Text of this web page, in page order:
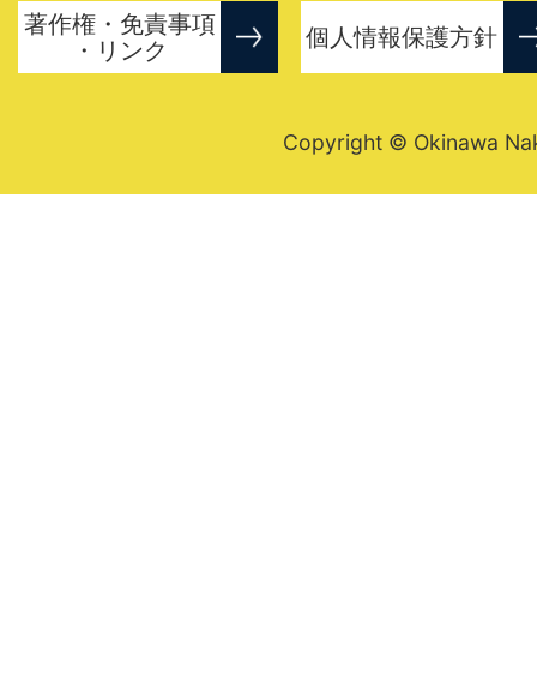
著作権・免責事項
・リンク
個人情報保護方針
Copyright © Okinawa